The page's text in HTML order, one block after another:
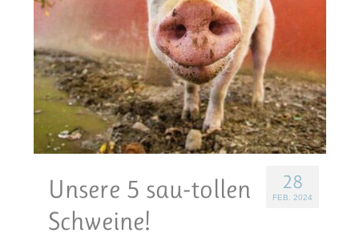
28
FEB. 2024
Unsere 5 sau-tollen
Schweine!